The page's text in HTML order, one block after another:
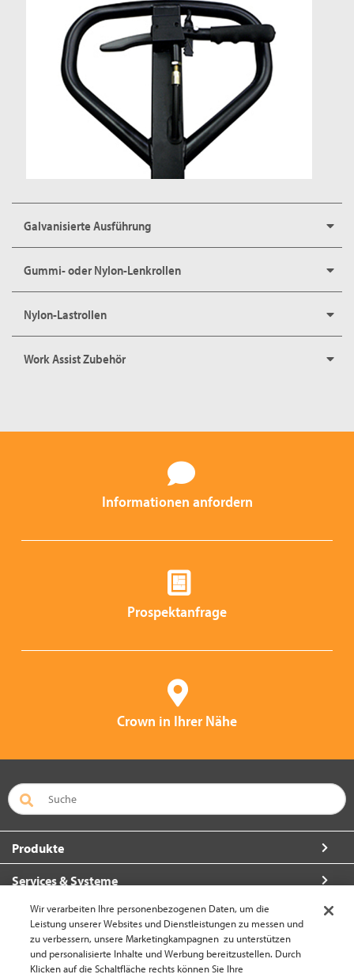
Galvanisierte Ausführung
Gummi- oder Nylon-Lenkrollen
Nylon-Lastrollen
Work Assist Zubehör
Informationen anfordern
Prospektanfrage
Crown in Ihrer Nähe
Produkte
Services & Systeme
Über Crown
So erreichen Sie uns
Wir verarbeiten Ihre personenbezogenen Daten, um die
Leistung unserer Websites und Dienstleistungen zu messen und
zu verbessern, unsere Marketingkampagnen zu unterstützen
und personalisierte Inhalte und Werbung bereitzustellen. Durch
Klicken auf die Schaltfläche rechts können Sie Ihre